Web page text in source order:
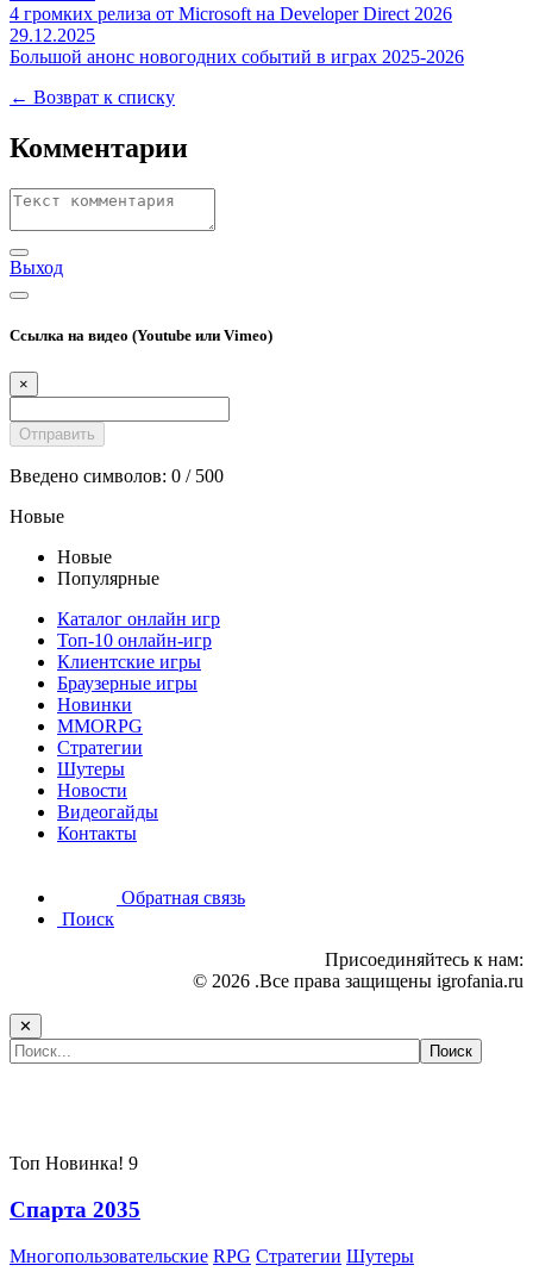
4 громких релиза от Microsoft на Developer Direct 2026
29.12.2025
Большой анонс новогодних событий в играх 2025-2026
← Возврат к списку
Комментарии
Выход
Ссылка на видео (Youtube или Vimeo)
×
Введено символов: 0 / 500
Новые
Новые
Популярные
Каталог онлайн игр
Топ-10 онлайн-игр
Клиентские игры
Браузерные игры
Новинки
MMORPG
Стратегии
Шутеры
Новости
Видеогайды
Контакты
Обратная связь
Поиск
Присоединяйтесь к нам:
© 2026 .Все права защищены igrofania.ru
✕
Топ Новинка! 9
Спарта 2035
Многопользовательские RPG Стратегии Шутеры